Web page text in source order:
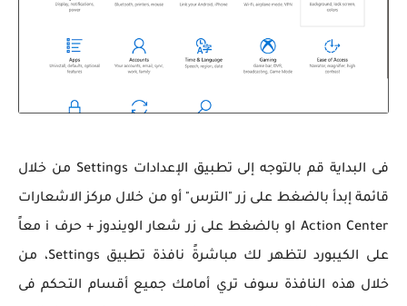
فى البداية قم بالتوجه إلى تطبيق الإعدادات Settings من خلال
قائمة إبدأ بالضغط على زر "الترس" أو من خلال مركز الاشعارات
Action Center او بالضغط على زر شعار الويندوز + حرف i معاً
على الكيبورد لتظهر لك مباشرةً نافذة تطبيق Settings، من
خلال هذه النافذة سوف تري أمامك جميع أقسام التحكم فى